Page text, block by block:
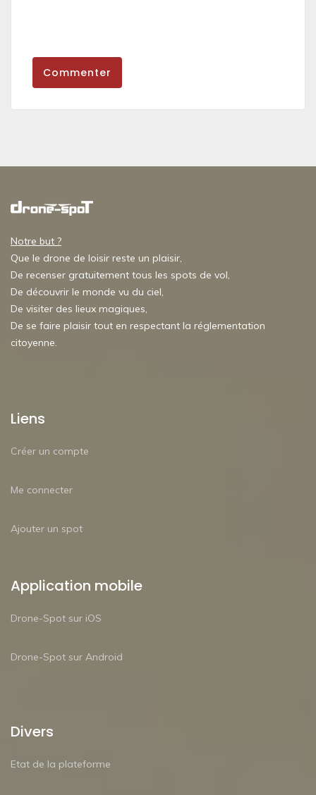
Commenter
Notre but ?
Que le drone de loisir reste un plaisir,
De recenser gratuitement tous les spots de vol,
De découvrir le monde vu du ciel,
De visiter des lieux magiques,
De se faire plaisir tout en respectant la réglementation
citoyenne.
Liens
Créer un compte
Me connecter
Ajouter un spot
Application mobile
Drone-Spot sur iOS
Drone-Spot sur Android
Divers
Etat de la plateforme